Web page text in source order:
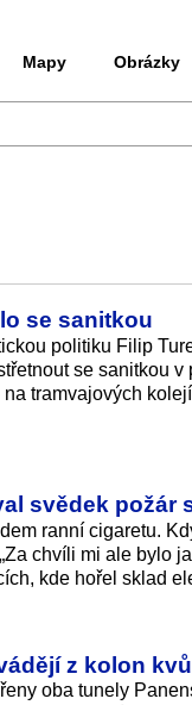
Mapy Obrázky
se sanitkou
politiku Filip
se sanitkou
tramvajových
svědek požár
ranní cigaretu.
chvíli mi ale bylo
kde hořel sklad
z kolon
oba tunely